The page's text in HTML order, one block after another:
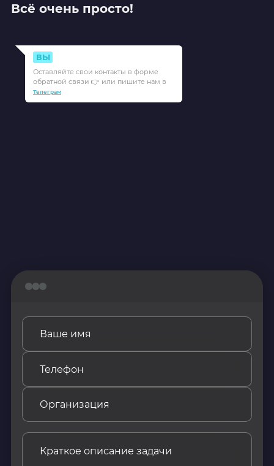
Всё очень просто!
ВЫ
Оставляйте свои контакты в форме
обратной связи 👉 или пишите нам в
Телеграм